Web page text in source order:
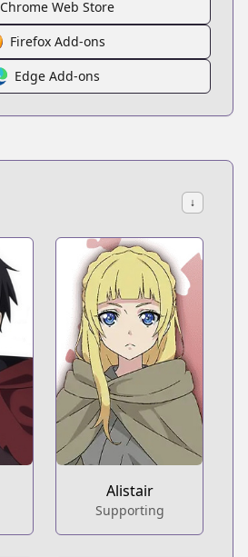
Chrome Web Store
Firefox Add-ons
Edge Add-ons
↓
Alistair
Supporting